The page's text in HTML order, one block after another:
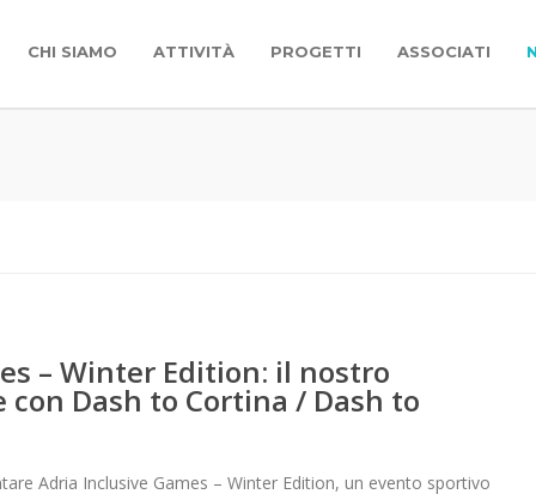
CHI SIAMO ATTIVITÀ PROGETTI ASSOCIATI
– Winter Edition: il nostro
Dash to Cortina / Dash to
Adria Inclusive Games – Winter Edition, un evento sportivo